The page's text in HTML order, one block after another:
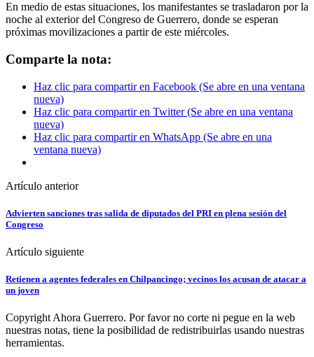
En medio de estas situaciones, los manifestantes se trasladaron por la
noche al exterior del Congreso de Guerrero, donde se esperan
próximas movilizaciones a partir de este miércoles.
Comparte la nota:
Haz clic para compartir en Facebook (Se abre en una ventana
nueva)
Haz clic para compartir en Twitter (Se abre en una ventana
nueva)
Haz clic para compartir en WhatsApp (Se abre en una
ventana nueva)
Artículo anterior
Advierten sanciones tras salida de diputados del PRI en plena sesión del
Congreso
Artículo siguiente
Retienen a agentes federales en Chilpancingo; vecinos los acusan de atacar a
un joven
Copyright Ahora Guerrero. Por favor no corte ni pegue en la web
nuestras notas, tiene la posibilidad de redistribuirlas usando nuestras
herramientas.